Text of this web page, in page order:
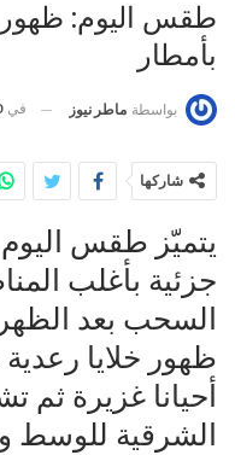
طقس اليوم: ظهور
بأمطار
بواسطة ماطر نيوز في
شاركها
يتميّز طقس اليوم
جزئية بأغلب
السحب بعد
ظهور خلايا
أحيانا غزيرة
الشرقية للوسط